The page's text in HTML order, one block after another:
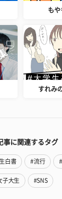
もや
すれみ
事に関連するタグ
白書 #流行
子大生 #SNS